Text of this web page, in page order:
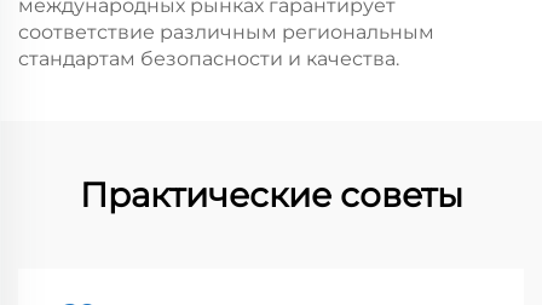
международных рынках гарантирует
соответствие различным региональным
стандартам безопасности и качества.
Практические советы